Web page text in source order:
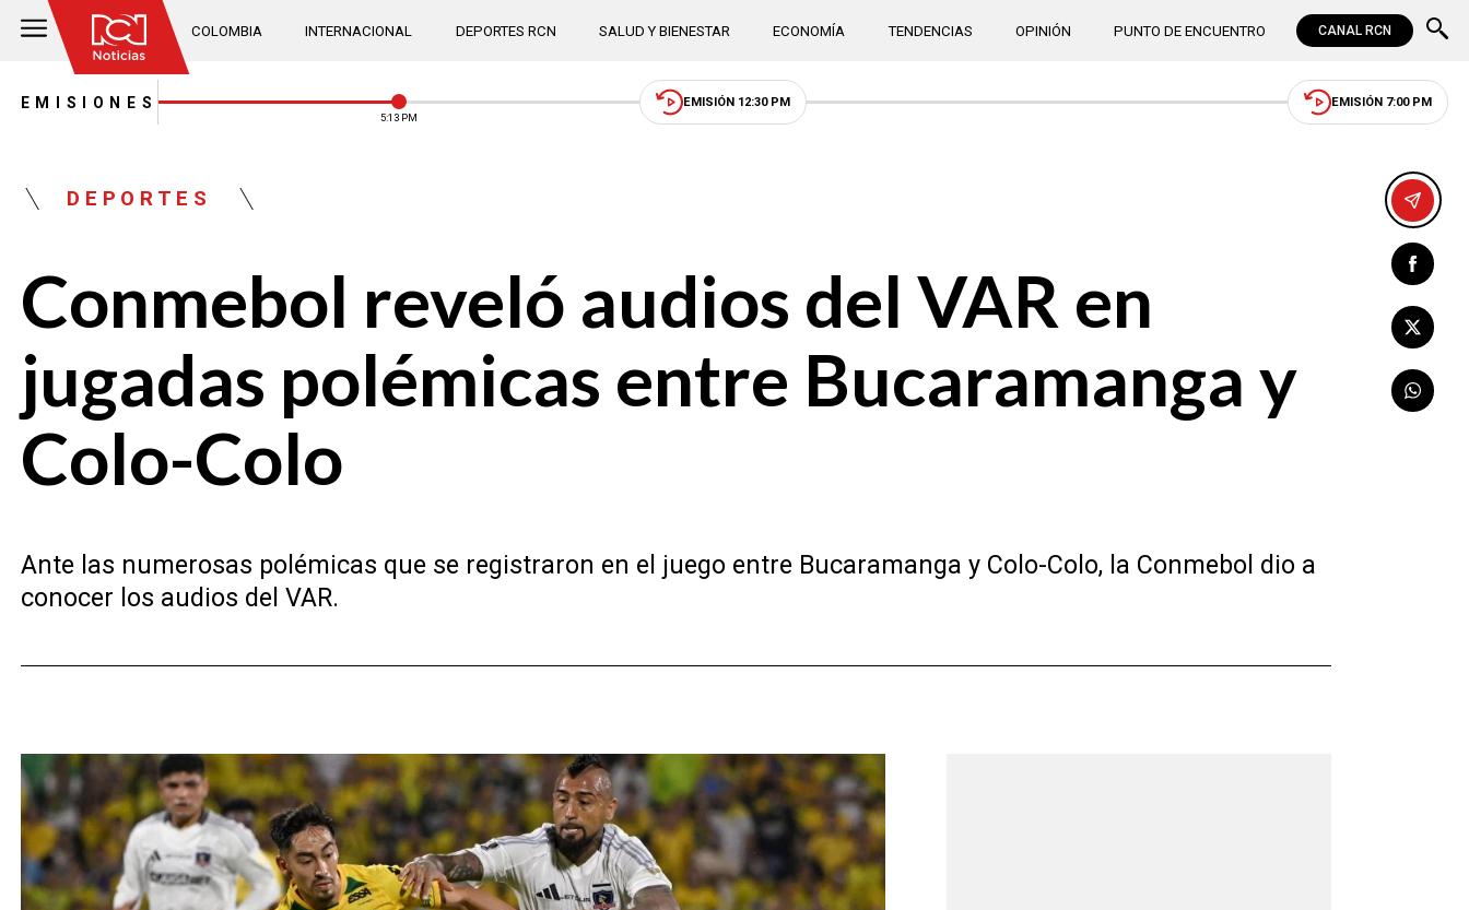
COLOMBIA INTERNACIONAL DEPORTES RCN SALUD Y BIENESTAR ECONOMÍA TENDENCIAS OPINIÓN PUNTO DE ENCUENTRO CANAL RCN
EMISIONES
5:14 PM
EMISIÓN 12:30 PM EMISIÓN 7:00 PM
DEPORTES
Conmebol reveló audios del VAR en
jugadas polémicas entre Bucaramanga y
Colo-Colo
Ante las numerosas polémicas que se registraron en el juego entre Bucaramanga y Colo-Colo, la Conmebol dio a
conocer los audios del VAR.